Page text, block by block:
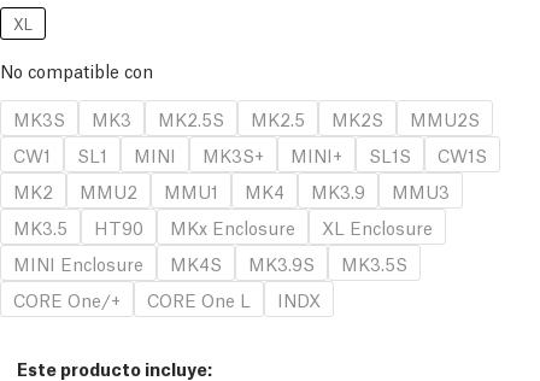
XL
No compatible con
MK3S
MK3 MK2.5S MK2.5 MK2S
MMU2S
CW1
SL1 MINI MK3S+ MINI+ SL1S
CW1S
MK2
MMU2 MMU1 MK4 MK3.9
MMU3
MK3.5
HT90 MKx Enclosure
XL Enclosure
MINI Enclosure
MK4S MK3.9S
MK3.5S
CORE One/+
CORE One L INDX
Este producto incluye: